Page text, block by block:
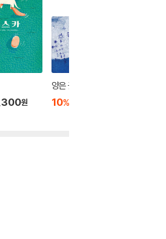
원
양은 꽃을 세지
10%